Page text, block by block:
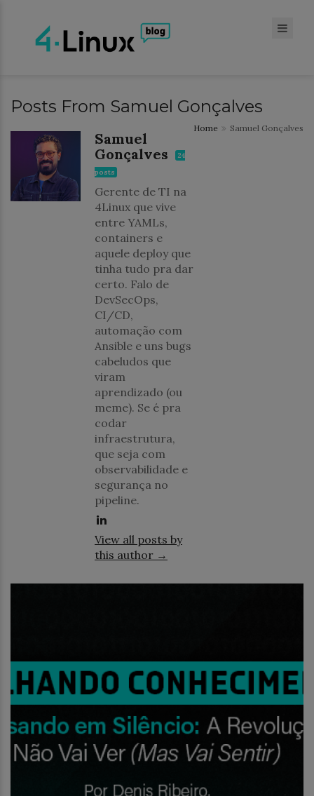
Posts From Samuel Gonçalves
Home Samuel Gonçalves
Samuel
Gonçalves
24
posts
Gerente de TI na
4Linux que vive
entre YAMLs,
containers e
aquele deploy que
tinha tudo pra dar
certo. Falo de
DevSecOps,
CI/CD,
automação com
Ansible e uns bugs
cabeludos que
viram
aprendizado (ou
meme). Se é pra
codar
infraestrutura,
que seja com
observabilidade e
segurança no
pipeline.
View all posts by
this author →